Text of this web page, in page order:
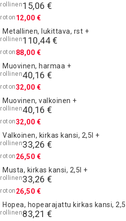
15,06 €
12,00 €
Metallinen, lukittava, rst +
110,44 €
88,00 €
Muovinen, harmaa +
40,16 €
32,00 €
Muovinen, valkoinen +
40,16 €
32,00 €
Valkoinen, kirkas kansi, 2,5l +
33,26 €
26,50 €
Musta, kirkas kansi, 2,5l +
33,26 €
26,50 €
Hopea, hopearajattu kirkas kansi, 2,5l
83,21 €